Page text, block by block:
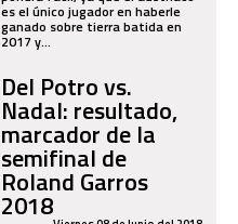
es el único jugador en haberle
ganado sobre tierra batida en
2017 y...
Del Potro vs.
Nadal: resultado,
marcador de la
semifinal de
Roland Garros
2018